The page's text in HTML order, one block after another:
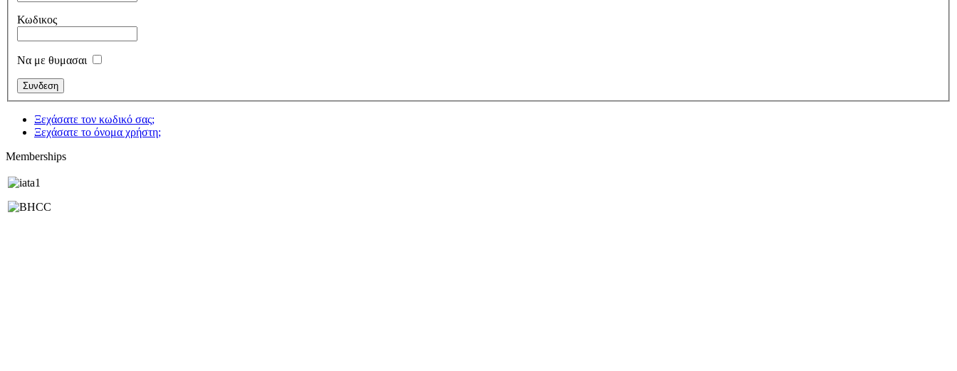
Κωδικος
Να με θυμασαι
Ξεχάσατε τον κωδικό σας;
Ξεχάσατε το όνομα χρήστη;
Memberships